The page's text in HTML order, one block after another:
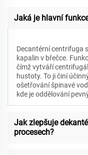
Jaká je hlavní
Decantérní centrifuga
kapalin v břečce.
čímž vytváří
hustoty. To ji činí
ošetřování špinavé
kde je oddělování
Jak zlepšuje
procesech?